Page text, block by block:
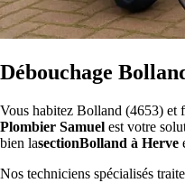
Débouchage
Vous habitez Bolland (4653) et
Plombier Samuel est votre
bien lasectionBolland à Herve
Nos techniciens spécialisés